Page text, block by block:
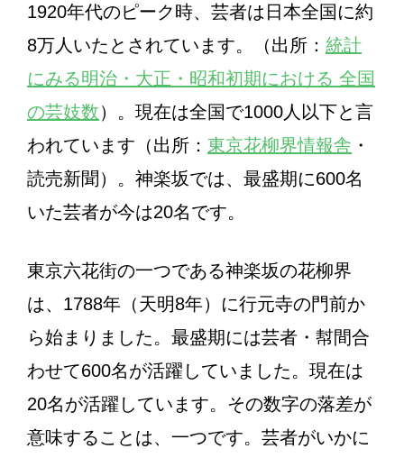
1920年代のピーク時、芸者は日本全国に約
8万人いたとされています。（出所： 統計
にみる明治・大正・昭和初期における 全国
の芸妓数）。現在は全国で1000人以下と言
われています（出所： 東京花柳界情報舎 ・
読売新聞）。神楽坂では、最盛期に600名
いた芸者が今は20名です。
東京六花街の一つである神楽坂の花柳界
は、1788年（天明8年）に行元寺の門前か
ら始まりました。最盛期には芸者・幇間合
わせて600名が活躍していました。現在は
20名が活躍しています。その数字の落差が
意味することは、一つです。芸者がいかに